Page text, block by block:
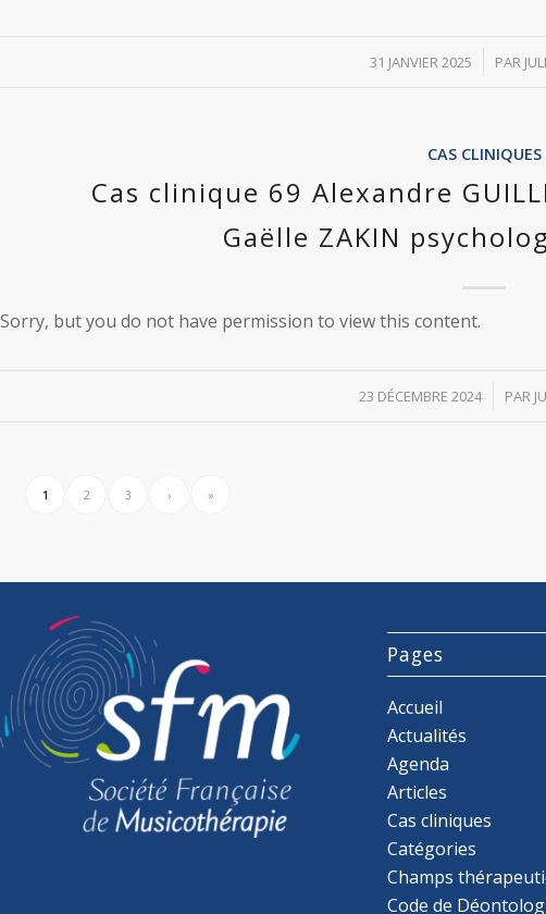
31 JANVIER 2025
/ PAR
CAS CLINIQUES
Cas clinique 69 Alexandre
Gaëlle ZAKIN
Sorry, but you do not have permission to view this content.
23 DÉCEMBRE 2024
/ PAR
1 2 3 › »
Pages
Accueil
Actualités
Agenda
Articles
Cas cliniques
Catégories
Champs
Code de